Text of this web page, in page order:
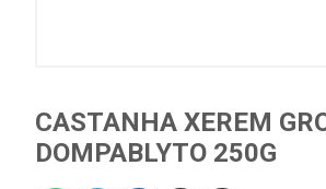
CASTANHA XEREM
DOMPABLYTO 250G